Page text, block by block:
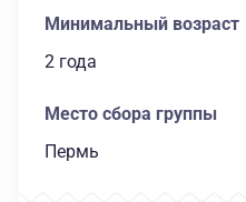
Минимальный возраст
2 года
Место сбора группы
Пермь